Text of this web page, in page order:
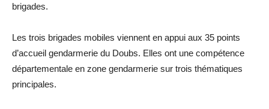
brigades.
Les trois brigades mobiles viennent en appui aux 35 points
d’accueil gendarmerie du Doubs. Elles ont une compétence
départementale en zone gendarmerie sur trois thématiques
principales.